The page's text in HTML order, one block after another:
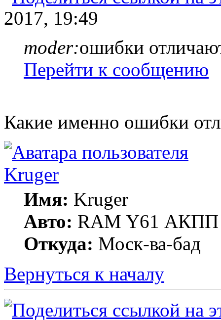
2017, 19:49
moder:ошибки
Перейти к сообщению
Какие именно ошибки
Kruger
Имя: Kruger
Авто: RAM Y61 АКПП
Откуда: Моск-ва-бад
Вернуться к началу